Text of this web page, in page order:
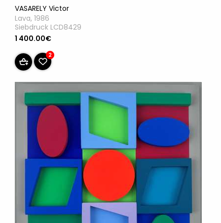
VASARELY Victor
Lava, 1986
Siebdruck LCD8429
1 400.00€
2